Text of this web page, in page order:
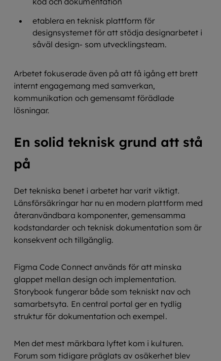
etablera en teknisk plattform för
designsystemet för att stödja designarbetet i
såväl design- som utvecklingsteam.
Arbetet fokuserade även på att få igång ett brett
internt engagemang med samverkan,
kommunikation och gemensamt förädlade
lösningar.
En solid teknisk grund att stå
på
Det tekniska benet i arbetet har varit viktigt.
Länsförsäkringar har nu en modern plattform med
återanvändbara komponenter, gemensamma
kodstandarder och teknisk dokumentation som är
konsekvent och tillgänglig.
Figma Code Connect används för att minska
glappet mellan design och implementation.
Storybook fungerar både som tekniskt nav och
samarbetsyta. En central portal ger en tydlig
struktur för dokumentation och exempel.
Men det mest märkbara lyftet kom i kulturen.
Forum som tidigare präglats av osäkerhet blev